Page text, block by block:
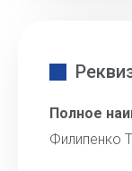
Полное
Филипенко